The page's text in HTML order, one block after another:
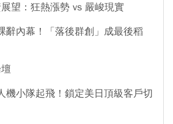
望：狂熱漲勢 vs 嚴峻現實
辭內幕！「落後群創」成最後稻
機小隊起飛！鎖定美日頂級客戶切